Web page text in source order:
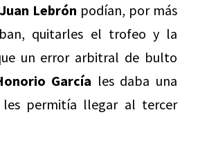
Juan Lebrón podían, por más
quitarles el trofeo y la
un error arbitral de bulto
García les daba una
permitía llegar al tercer